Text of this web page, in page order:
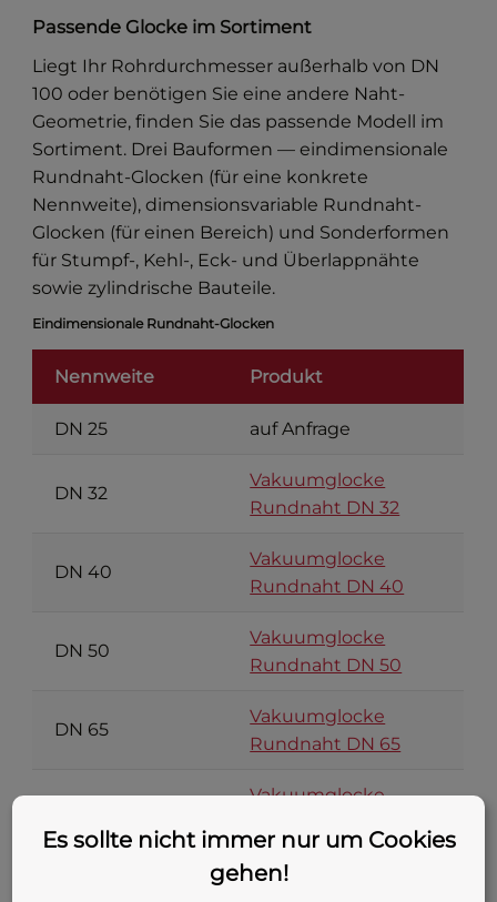
Passende Glocke im Sortiment
Liegt Ihr Rohrdurchmesser außerhalb von DN
100 oder benötigen Sie eine andere Naht-
Geometrie, finden Sie das passende Modell im
Sortiment. Drei Bauformen — eindimensionale
Rundnaht-Glocken (für eine konkrete
Nennweite), dimensionsvariable Rundnaht-
Glocken (für einen Bereich) und Sonderformen
für Stumpf-, Kehl-, Eck- und Überlappnähte
sowie zylindrische Bauteile.
Eindimensionale Rundnaht-Glocken
Nennweite Produkt
DN 25 auf Anfrage
DN 32
Vakuumglocke
Rundnaht DN 32
DN 40
Vakuumglocke
Rundnaht DN 40
DN 50
Vakuumglocke
Rundnaht DN 50
DN 65
Vakuumglocke
Rundnaht DN 65
Vakuumglocke
diese Seite
Es sollte nicht immer nur um Cookies
gehen!